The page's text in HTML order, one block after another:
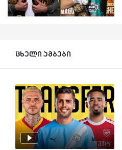
ცხელი ამბები